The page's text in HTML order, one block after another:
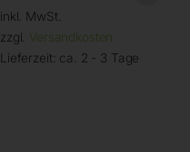
inkl. MwSt.
zzgl. Versandkosten
Lieferzeit: ca. 2 - 3 Tage